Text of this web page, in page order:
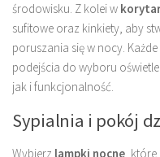
środowisku. Z kolei w
sufitowe oraz kinkiety, aby
poruszania się w nocy.
podejścia do wyboru
jak i funkcjonalność.
Sypialnia i pokój
Wybierz lampki nocne, które